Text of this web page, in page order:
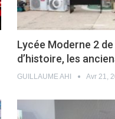
Lycée Moderne 2 de
d’histoire, les
GUILLAUME AHI Avr 21,